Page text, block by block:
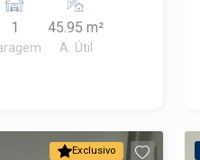
ambientes
completo e
dos
1 45.95 m²
A. Útil
Exclusivo